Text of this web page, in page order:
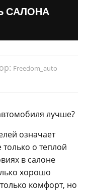
САЛОНА
Freedom_auto
лучше?
означает
о теплой
в салоне
хорошо
комфорт, но